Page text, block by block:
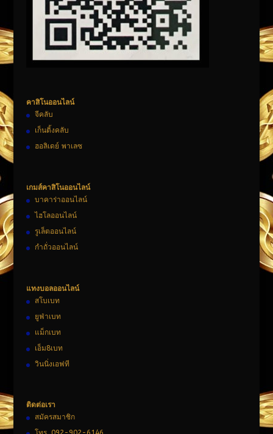
คาสิโนออนไลน์
จีคลับ
เก็นติ้งคลับ
ฮอลิเดย์ พาเลซ
เกมส์คาสิโนออนไลน์
บาคาร่าออนไลน์
ไฮโลออนไลน์
รูเล็ตออนไลน์
กำถั่วออนไลน์
แทงบอลออนไลน์
สโบเบท
ยูฟ่าเบท
แม็กเบท
เอ็ม8เบท
วินนิ่งเอฟที
ติดต่อเรา
สมัครสมาชิก